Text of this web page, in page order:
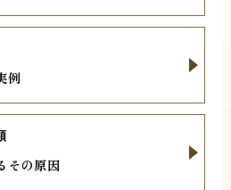
例
その原因